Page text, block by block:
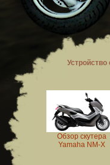
Устройство
Обзор скутера
Yamaha NM-X